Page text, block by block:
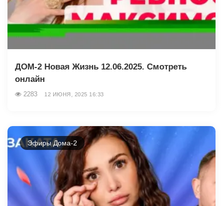
ДОМ-2 Новая Жизнь 12.06.2025. Смотреть
онлайн
2283 12 ИЮНЯ, 2025 16:33
Эфиры Дома-2